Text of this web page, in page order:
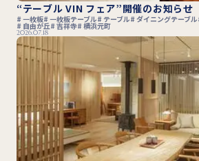
“テーブル VIN フェア”開催のお知らせ
一枚板 一枚板テーブル テーブル ダイニングテーブル
自由が丘 吉祥寺 横浜元町
2026.07.18